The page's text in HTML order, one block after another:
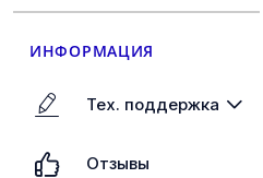
ИНФОРМАЦИЯ
Тех. поддержка
Отзывы